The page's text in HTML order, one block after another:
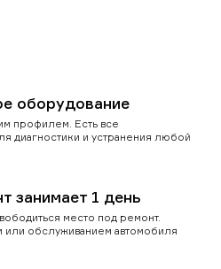
оборудование
профилем. Есть все
диагностики и устранения любой
занимает 1 день
место под ремонт.
или обслуживанием автомобиля